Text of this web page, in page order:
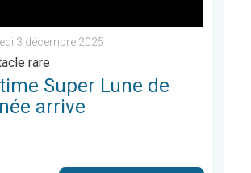
3 décembre 2025
rare
Super Lune de
arrive